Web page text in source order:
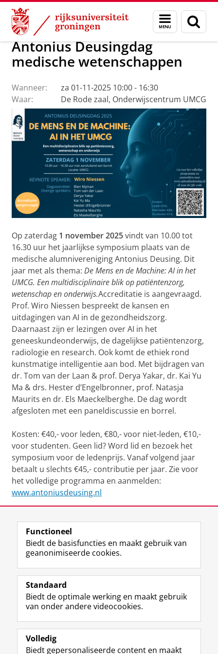
Skip
Content
Skip
Navigation
Menu
en
zoeken
Alumni
Antonius Deusingdag
medische wetenschappen
Wanneer:
za 01-11-2025 10:00 - 16:30
Waar:
De Rode zaal, Onderwijscentrum UMCG
Op zaterdag 1 november 2025vindt van 10.00 tot
16.30 uur het jaarlijkse symposium plaats van de
medische alumnivereniging Antonius Deusing. Dit
jaar met als thema: De Mens en de Machine: AI in het
UMCG. Een multidisciplinaire blik op patiëntenzorg,
wetenschap en onderwijs.Accreditatie is aangevraagd.
Prof. Wiro Niessen bespreekt de kansen en
uitdagingen van AI in de gezondheidszorg.
Daarnaast zijn er lezingen over AI in het
geneeskundeonderwijs, de dagelijkse patiëntenzorg,
radiologie en research. Ook komt de ethiek rond
kunstmatige intelligentie aan bod. Met bijdragen van
dr. Tom van der Laan & prof. Derya Yakar, dr. Kai Yu
Ma & drs. Hester d’Engelbronner, prof. Natasja
Maurits en dr. Els Maeckelberghe. De dag wordt
afgesloten met een paneldiscussie en borrel.
Kosten: €40,- voor leden, €80,- voor niet-leden, €10,-
voor studenten. Geen lid? Word lid en bezoek het
symposium voor de ledenprijs. Vanaf volgend jaar
betaalt u slechts €45,- contributie per jaar. Zie voor
het volledige programma en aanmelden:
www.antoniusdeusing.nl
Volg de RUG
F
a
e
b
o
p
L
i
k
e
I
-
R
S
-
f
e
R
I
n
t
r
m
Y
o
T
e
k
Studiekiezers
Alumni
Functioneel
Biedt de basisfuncties en maakt gebruik van
geanonimiseerde cookies.
Standaard
Biedt de optimale werking en maakt gebruik
van onder andere videocookies.
Volledig
Biedt gepersonaliseerde content en maakt